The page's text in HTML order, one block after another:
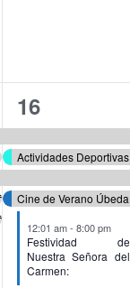
6
eventos,
16
12:01 am- 8:00 pm
Festividad de
Nuestra Señora del
Carmen: